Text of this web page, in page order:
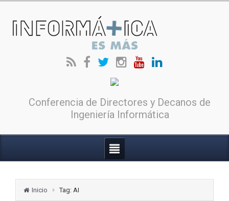
Conferencia de Directores y Decanos de
Ingeniería Informática
Inicio Tag: AI